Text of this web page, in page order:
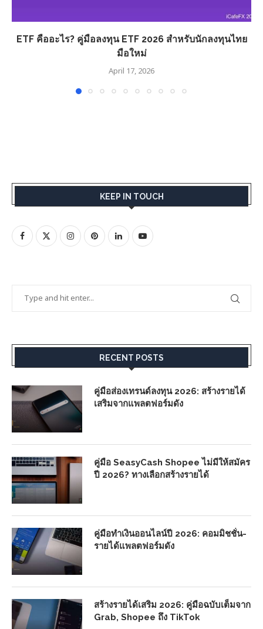
ETF คืออะไร? คู่มือลงทุน ETF 2026 สำหรับนักลงทุนไทย
มือใหม่
April 17, 2026
KEEP IN TOUCH
RECENT POSTS
คู่มือส่องเทรนด์ลงทุน 2026: สร้างรายได้
เสริมจากแพลตฟอร์มดัง
คู่มือ SeasyCash Shopee ไม่มีให้สมัคร
ปี 2026? ทางเลือกสร้างรายได้
คู่มือทำเงินออนไลน์ปี 2026: คอมมิชชั่น-
รายได้แพลตฟอร์มดัง
สร้างรายได้เสริม 2026: คู่มือฉบับเต็มจาก
Grab, Shopee ถึง TikTok